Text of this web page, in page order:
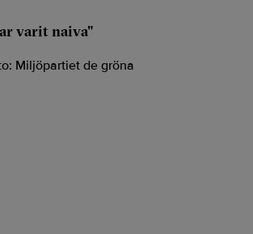
varit naiva"